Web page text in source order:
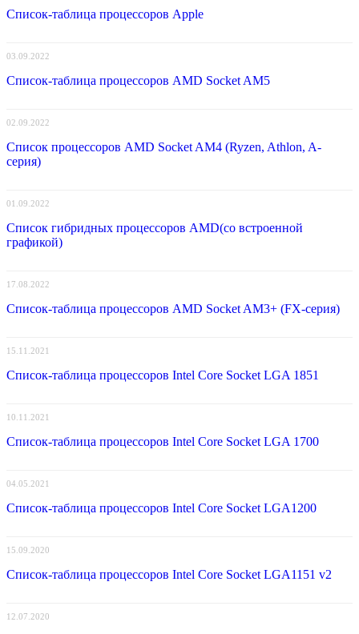
Список-таблица процессоров Apple
03.09.2022
Список-таблица процессоров AMD Socket AM5
02.09.2022
Список процессоров AMD Socket AM4 (Ryzen, Athlon, A-
серия)
01.09.2022
Список гибридных процессоров AMD(со встроенной
графикой)
17.08.2022
Список-таблица процессоров AMD Socket AM3+ (FX-серия)
15.11.2021
Список-таблица процессоров Intel Core Socket LGA 1851
10.11.2021
Список-таблица процессоров Intel Core Socket LGA 1700
04.05.2021
Список-таблица процессоров Intel Core Socket LGA1200
15.09.2020
Список-таблица процессоров Intel Core Socket LGA1151 v2
12.07.2020